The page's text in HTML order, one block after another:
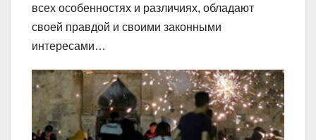
всех особенностях и различиях, обладают
своей правдой и своими законными
интересами…